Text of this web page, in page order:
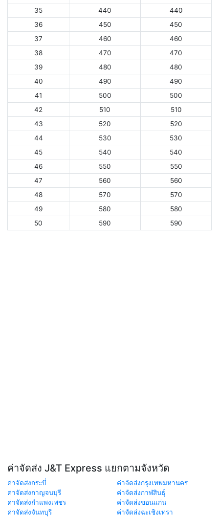
35
440
440
36
450
450
37
460
460
38
470
470
39
480
480
40
490
490
41
500
500
42
510
510
43
520
520
44
530
530
45
540
540
46
550
550
47
560
560
48
570
570
49
580
580
50
590 590
ค่าจัดส่ง J&T Express แยกตามจังหวัด
ค่าจัดส่งกระบี่
ค่าจัดส่งกรุงเทพมหานคร
ค่าจัดส่งกาญจนบุรี
ค่าจัดส่งกาฬสินธุ์
ค่าจัดส่งกำแพงเพชร
ค่าจัดส่งขอนแก่น
ค่าจัดส่งจันทบุรี
ค่าจัดส่งฉะเชิงเทรา